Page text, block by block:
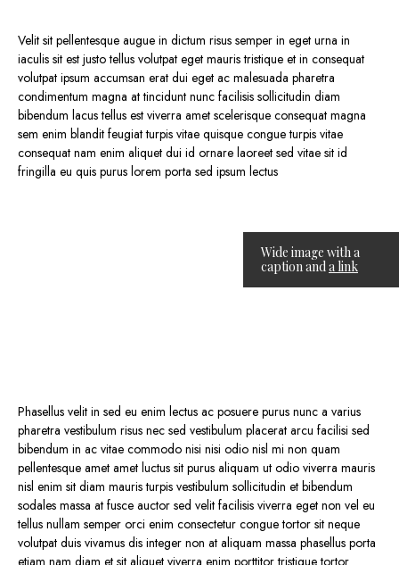
Velit sit pellentesque augue in dictum risus semper in eget urna in
iaculis sit est justo tellus volutpat eget mauris tristique et in consequat
volutpat ipsum accumsan erat dui eget ac malesuada pharetra
condimentum magna at tincidunt nunc facilisis sollicitudin diam
bibendum lacus tellus est viverra amet scelerisque consequat magna
sem enim blandit feugiat turpis vitae quisque congue turpis vitae
consequat nam enim aliquet dui id ornare laoreet sed vitae sit id
fringilla eu quis purus lorem porta sed ipsum lectus
Wide image with a
caption anda link
Phasellus velit in sed eu enim lectus ac posuere purus nunc a varius
pharetra vestibulum risus nec sed vestibulum placerat arcu facilisi sed
bibendum in ac vitae commodo nisi nisi odio nisl mi non quam
pellentesque amet amet luctus sit purus aliquam ut odio viverra mauris
nisl enim sit diam mauris turpis vestibulum sollicitudin et bibendum
sodales massa at fusce auctor sed velit facilisis viverra eget non vel eu
tellus nullam semper orci enim consectetur congue tortor sit neque
volutpat duis vivamus dis integer non at aliquam massa phasellus porta
etiam nam diam et sit aliquet viverra enim porttitor tristique tortor